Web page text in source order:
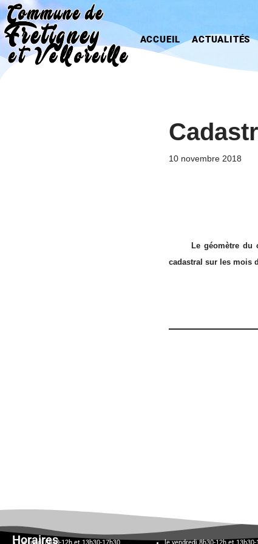
Aller
au
contenu
ACCUEIL ACTUALITÉS
10 novembre 2018
Le géomètre du
cadastral sur les mois
Horaires